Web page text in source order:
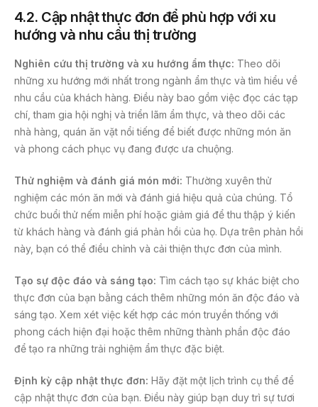
4.2. Cập nhật thực đơn để phù hợp với xu
hướng và nhu cầu thị trường
Nghiên cứu thị trường và xu hướng ẩm thực: Theo dõi
những xu hướng mới nhất trong ngành ẩm thực và tìm hiểu về
nhu cầu của khách hàng. Điều này bao gồm việc đọc các tạp
chí, tham gia hội nghị và triển lãm ẩm thực, và theo dõi các
nhà hàng, quán ăn vặt nổi tiếng để biết được những món ăn
và phong cách phục vụ đang được ưa chuộng.
Thử nghiệm và đánh giá món mới: Thường xuyên thử
nghiệm các món ăn mới và đánh giá hiệu quả của chúng. Tổ
chức buổi thử nếm miễn phí hoặc giảm giá để thu thập ý kiến
từ khách hàng và đánh giá phản hồi của họ. Dựa trên phản hồi
này, bạn có thể điều chỉnh và cải thiện thực đơn của mình.
Tạo sự độc đáo và sáng tạo: Tìm cách tạo sự khác biệt cho
thực đơn của bạn bằng cách thêm những món ăn độc đáo và
sáng tạo. Xem xét việc kết hợp các món truyền thống với
phong cách hiện đại hoặc thêm những thành phần độc đáo
để tạo ra những trải nghiệm ẩm thực đặc biệt.
Định kỳ cập nhật thực đơn: Hãy đặt một lịch trình cụ thể để
cập nhật thực đơn của bạn. Điều này giúp bạn duy trì sự tươi